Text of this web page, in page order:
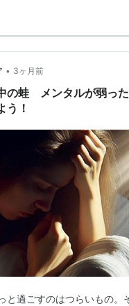
• 3ヶ月前
の蛙 メンタルが弱っ
う！
と過ごすのはつらいもの。